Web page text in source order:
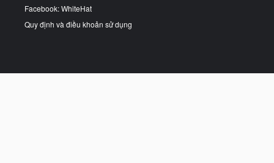
Facebook: WhiteHat
Quy định và điều khoản sử dụng